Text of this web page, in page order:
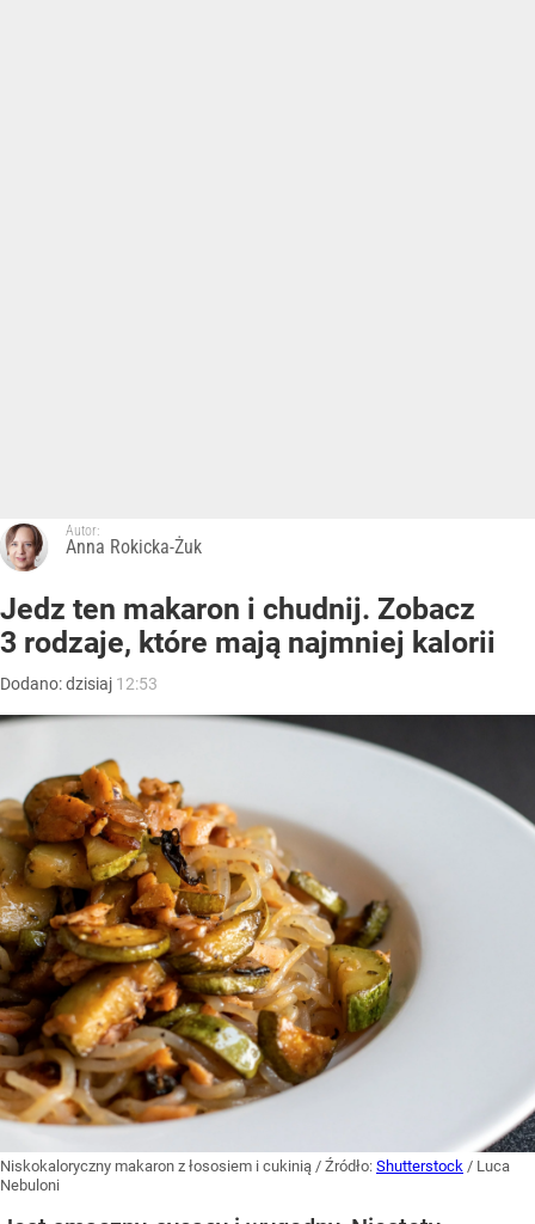
Autor:
Anna Rokicka-Żuk
Jedz ten makaron i chudnij. Zobacz
3 rodzaje, które mają najmniej kalorii
Dodano:dzisiaj 12:53
Niskokaloryczny makaron z łososiem i cukinią / Źródło: Shutterstock / Luca
Nebuloni